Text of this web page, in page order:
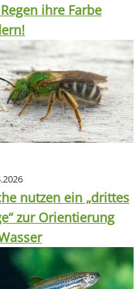
ihre Farbe
nutzen ein „drittes
zur Orientierung